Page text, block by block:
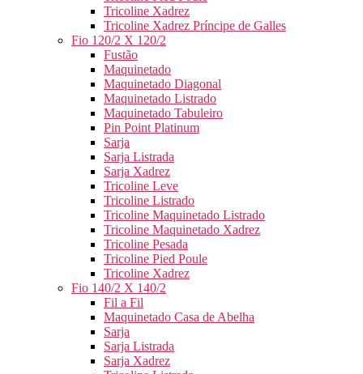
Tricoline Xadrez
Tricoline Xadrez Príncipe de Galles
Fio 120/2 X 120/2
Fustão
Maquinetado
Maquinetado Diagonal
Maquinetado Listrado
Maquinetado Tabuleiro
Pin Point Platinum
Sarja
Sarja Listrada
Sarja Xadrez
Tricoline Leve
Tricoline Listrado
Tricoline Maquinetado Listrado
Tricoline Maquinetado Xadrez
Tricoline Pesada
Tricoline Pied Poule
Tricoline Xadrez
Fio 140/2 X 140/2
Fil a Fil
Maquinetado Casa de Abelha
Sarja
Sarja Listrada
Sarja Xadrez